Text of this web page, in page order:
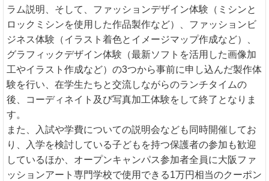
ラム説明、そして、ファッションデザイン体験（ミシンと
ロックミシンを使用した作品製作など）、ファッションビ
ジネス体験（イラスト着色とイメージマップ作成など）、
グラフィックデザイン体験（最新ソフトを活用した画像加
工やイラスト作成など）の3つから事前に申し込んだ製作体
験を行い、在学生たちと交流しながらのランチタイムの
後、コーディネイト及び写真加工体験をして終了となりま
す。
また、入試や学費についての説明会なども同時開催してお
り、入学を検討している子どもを持つ保護者の参加も歓迎
しているほか、オープンキャンパス参加者全員に大阪ファ
ッションアート専門学校で使用できる1万円相当のクーポン